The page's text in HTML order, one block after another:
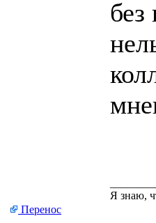
без
Я знаю,
Перенос